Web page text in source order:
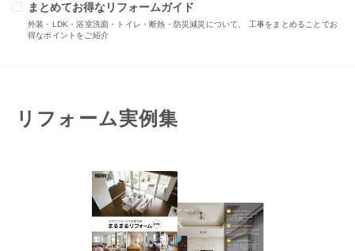
まとめてお得なリフォームガイド
外装・LDK・浴室洗面・トイレ・断熱・防災減災について、 工事をまとめることでお
得なポイントをご紹介
リフォーム実例集